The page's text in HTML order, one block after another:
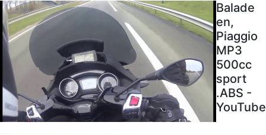
Balade
en,
Piaggio
MP3
500cc
sport
.ABS -
YouTube